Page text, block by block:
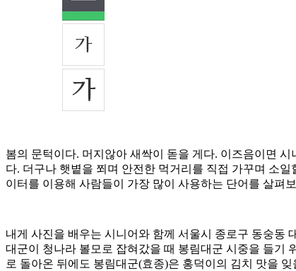
봄의 문턱이다. 머지않아 새싹이 돋을 게다. 이즈음이면
다. 더구나 햇볕을 쬐며 안전한 먹거리를 직접 가꾸며 소
이터를 이용해 사람들이 가장 많이 사용하는 단어를 살펴보
내게 사진을 배우는 시니어와 함께 서울시 종로구 동숭동
대군이 청나라 볼모로 잡혀갔을 때 봉림대군 시중을 들기
로 돌아온 뒤에도 봉림대군(효종)은 홍덕이의 김치 맛을